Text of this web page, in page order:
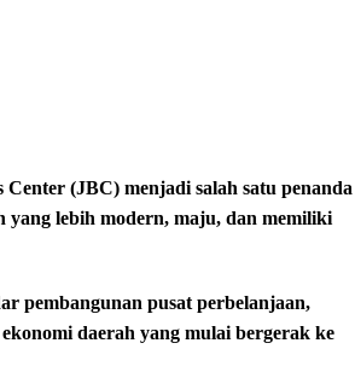
(JBC) menjadi salah satu penanda
lebih modern, maju, dan memiliki
pembangunan pusat perbelanjaan,
daerah yang mulai bergerak ke